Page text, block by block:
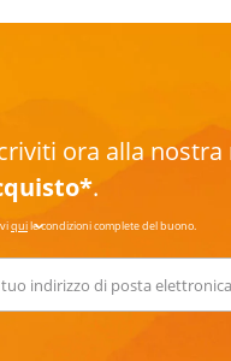
ora alla
.
quile condizioni complete del buono.